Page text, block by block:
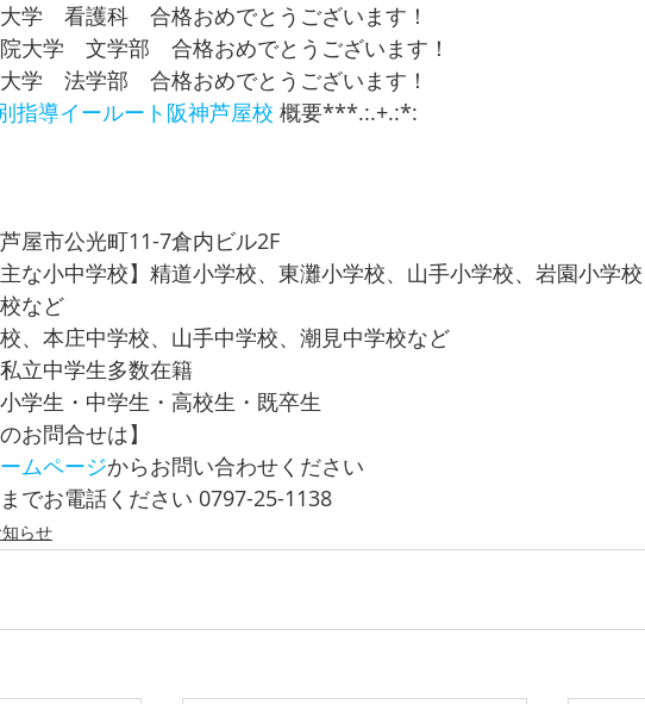
学　看護科　合格おめでとうございます！
大学　文学部　合格おめでとうございます！
学　法学部　合格おめでとうございます！
指導イールート 阪神芦屋校 概要***.:.+.:*:
芦屋市公光町11-7倉内ビル2F
主な小中学校】精道小学校、東灘小学校、山手小学校、岩園小学校
など
、本庄中学校、山手中学校、潮見中学校など
立中学生多数在籍
小学生・中学生・高校生・既卒生
お問合せは】
ムページからお問い合わせください
でお電話ください 0797-25-1138
らせ